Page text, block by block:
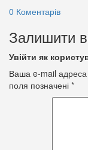
0 Коментарів
Залишити
Увійти як
Ваша e-mail
поля позначені *